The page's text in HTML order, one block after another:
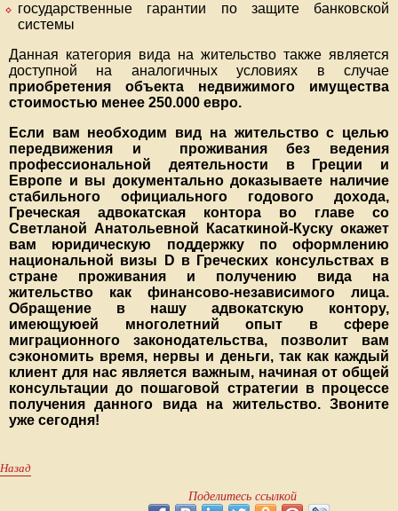
государственные гарантии по защите банковской
системы
Данная категория вида на жительство также является
доступной на аналогичных условиях в случае
приобретения объекта недвижимого имущества
стоимостью менее 250.000 евро.
Если вам необходим вид на жительство с целью
передвижения и проживания без ведения
профессиональной деятельности в Греции и
Европе и вы документально доказываете наличие
стабильного официального годового дохода,
Греческая адвокатская контора во главе со
Светланой Анатольевной Касаткиной-Куску окажет
вам юридическую поддержку по оформлению
национальной визы
D в Греческих консульствах в
стране проживания и получению вида на
жительство как финансово-независимого лица.
Обращение в нашу адвокатскую контору,
имеющуюей многолетний опыт в сфере
миграционного законодательства, позволит вам
сэкономить время, нервы и деньги, так как каждый
клиент для нас является важным, начиная от общей
консультации до пошаговой стратегии в процессе
получения данного вида на жительство. Звоните
уже сегодня!
Назад
Поделитесь ссылкой